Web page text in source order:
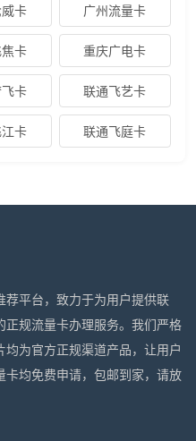
卡 广州流量卡
卡 重庆广电卡
卡 联通飞艺卡
卡 联通飞庭卡
平台，致力于为用户提供联
规流量卡办理服务。我们严格
为官方正规渠道产品，让用户
均免费申请，包邮到家，请放